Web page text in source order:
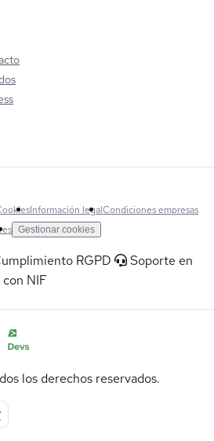
Información legalCondiciones empresas
Gestionar cookies
RGPD
Soporte en
NIF
los derechos reservados.